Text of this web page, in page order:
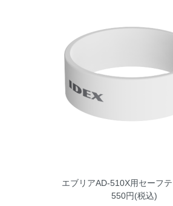
エブリアAD-510X用セーフ
550円(税込)